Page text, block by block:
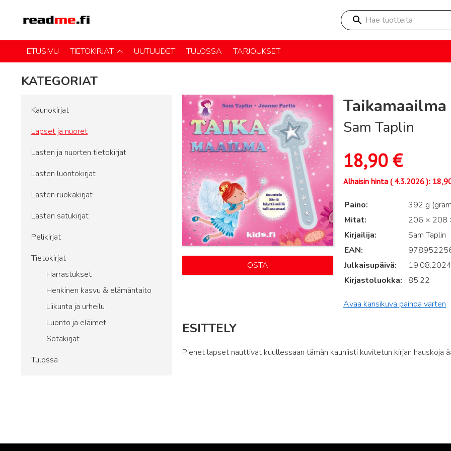
Hae tuotteita
ETUSIVU TIETOKIRJAT UUTUUDET TULOSSA TARJOUKSET
KATEGORIAT
Kaunokirjat
Lapset ja nuoret
Lasten ja nuorten tietokirjat
Lasten luontokirjat
Lasten ruokakirjat
Lasten satukirjat
Pelikirjat
Tietokirjat
Harrastukset
Henkinen kasvu & elämäntaito
Liikunta ja urheilu
Luonto ja eläimet
Sotakirjat
Tulossa
OSTA
Sam Taplin
18,90€
Alhaisin hinta (4.3.2026):
Paino
392 g
Mitat
206 × 208
Kirjailija
Sam Taplin
EAN
Julkaisupäivä
19.08.2024
Kirjastoluokka
85.22
Avaa kansikuva painoa varten
ESITTELY
Pienet lapset nauttivat kuullessaan tämän kauniisti kuvitetun kirjan hauskoja